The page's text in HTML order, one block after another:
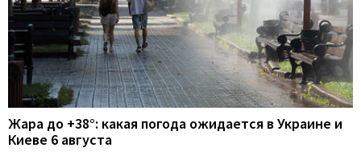
Жара до +38°: какая погода ожидается в Украине и
Киеве 6 августа